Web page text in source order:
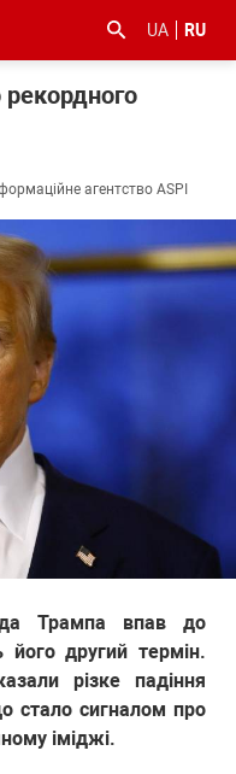
UA RU
агентство ASPI
Трампа впав до
другий термін.
різке падіння
стало сигналом про
іміджі.
#коронавірус